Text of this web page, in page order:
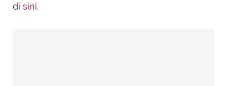
di sini.